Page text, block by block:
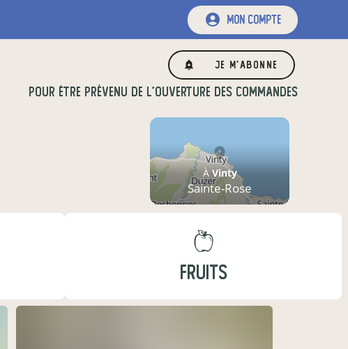
mon compte
Je m'abonne
POUR ÊTRE PRÉVENU DE L'OUVERTURE DES COMMANDES
ÀVinty
Sainte-Rose
FRUITS